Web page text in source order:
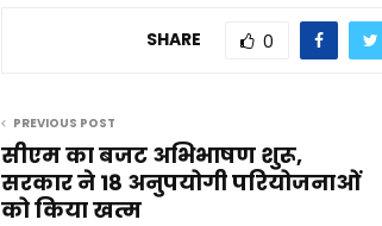
SHARE 0
PREVIOUS POST
सीएम का बजट अभिभाषण शुरू,
सरकार ने 18 अनुपयोगी परियोजनाओं
को किया खत्म